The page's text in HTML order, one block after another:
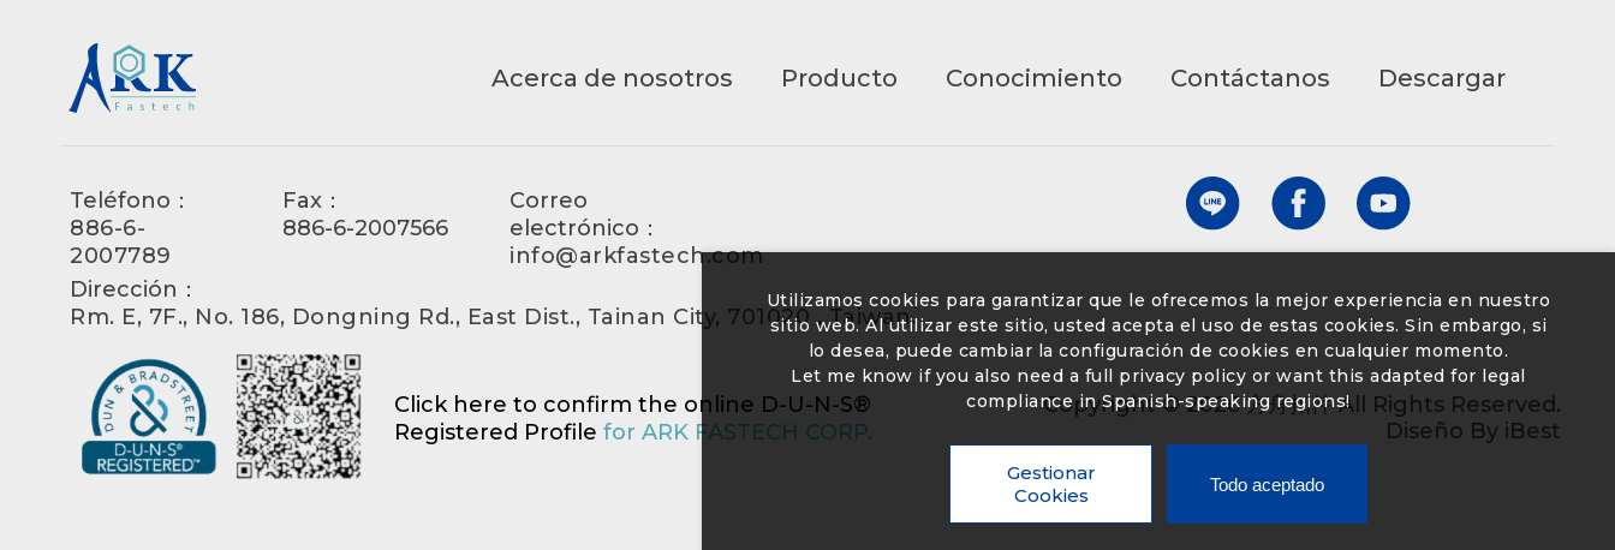
Acerca de nosotros Producto Conocimiento Contáctanos Descargar
Teléfono：
886-6-
2007789
Fax：
886-6-2007566
Correo
electrónico：
info@arkfastech.com
Dirección：
Rm. E, 7F., No. 186, Dongning Rd., East Dist., Tainan City, 701020 , Taiwan.
Click here to confirm the online D-U-N-S®
Registered Profilefor ARK FASTECH CORP.
Copyright © 2026 方舟扣件 All Rights Reserved.
Diseño By iBest
Utilizamos cookies para garantizar que le ofrecemos la mejor experiencia en nuestro
sitio web. Al utilizar este sitio, usted acepta el uso de estas cookies. Sin embargo, si
lo desea, puede cambiar la configuración de cookies en cualquier momento.
Let me know if you also need a full privacy policy or want this adapted for legal
compliance in Spanish-speaking regions!
Gestionar
Cookies
Todo aceptado